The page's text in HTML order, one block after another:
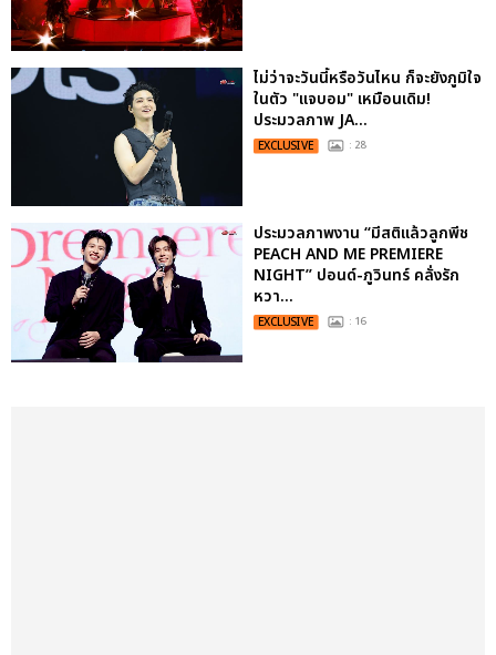
ไม่ว่าจะวันนี้หรือวันไหน ก็จะยังภูมิใจ
ในตัว "แจบอม" เหมือนเดิม!
ประมวลภาพ JA...
EXCLUSIVE : 28
ประมวลภาพงาน “มีสติแล้วลูกพีช
PEACH AND ME PREMIERE
NIGHT” ปอนด์-ภูวินทร์ คลั่งรัก
หวา...
EXCLUSIVE : 16